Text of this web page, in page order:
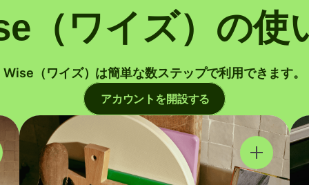
（ワイズ）の使
Wise（ワイズ）は簡単な数ステップで利用できます。
アカウントを開設する